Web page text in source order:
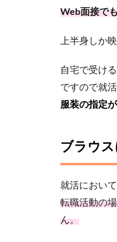
Web面接で
上半身しか
自宅で受け
ですので就
服装の指定
ブラウス
就活において
転職活動の
ん。